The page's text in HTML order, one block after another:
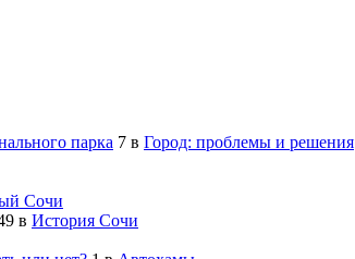
парка 7 в Город: проблемы и решения
Сочи
в История Сочи